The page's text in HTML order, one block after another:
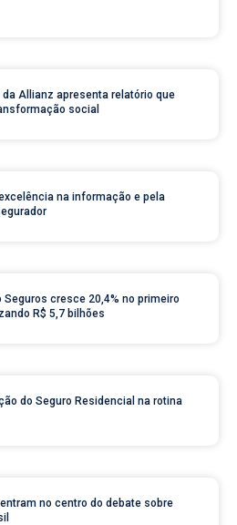
Allianz apresenta relatório que
social
na informação e pela
Seguros cresce 20,4% no primeiro
R$ 5,7 bilhões
do Seguro Residencial na rotina
no centro do debate sobre